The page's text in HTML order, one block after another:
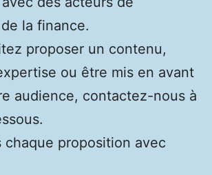
la finance.
proposer un contenu,
ou être mis en avant
audience, contactez-nous à
chaque proposition avec